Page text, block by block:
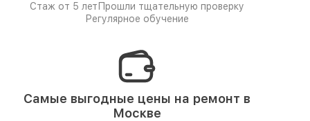
Стаж от 5 лет Прошли тщательную проверку
Регулярное обучение
Самые выгодные цены на ремонт в
Москве